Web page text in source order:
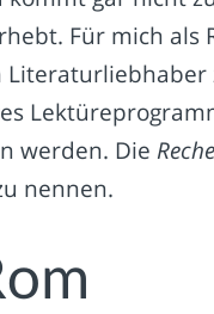
Für mich als
werden. Die
nennen.